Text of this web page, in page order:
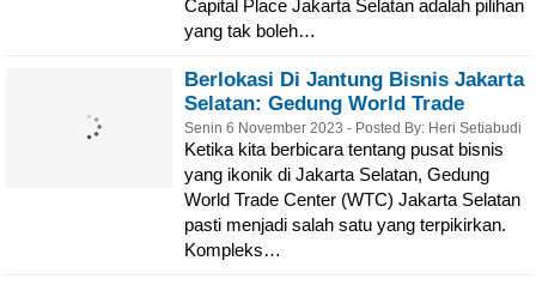
Capital Place Jakarta Selatan adalah pilihan
yang tak boleh…
Berlokasi Di Jantung Bisnis Jakarta
Selatan: Gedung World Trade
Center Jakarta
Senin 6 November 2023 - Posted By: Heri Setiabudi
Ketika kita berbicara tentang pusat bisnis
yang ikonik di Jakarta Selatan, Gedung
World Trade Center (WTC) Jakarta Selatan
pasti menjadi salah satu yang terpikirkan.
Kompleks…